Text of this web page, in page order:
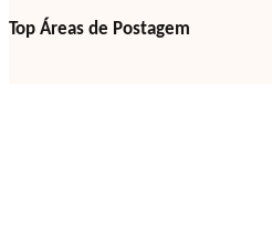
Top Áreas de Postagem